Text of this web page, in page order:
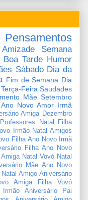
Pensamentos
Amizade
Semana
Boa Tarde Humor
Sábado Dia da
Fim de Semana Dia
Terça-Feira Saudades
Mãe Setembro
Ano Novo Amor Irmã
Amiga Dezembro
Natal Filha
Irmão Natal Amigos
Filha Ano Novo Irmã
Filha Ano Novo
Amiga Natal Vovó Natal
Mãe Ano Novo
Natal Amigo Aniversário
Amiga Filha
Vovó
Irmão
Aniversário Pai